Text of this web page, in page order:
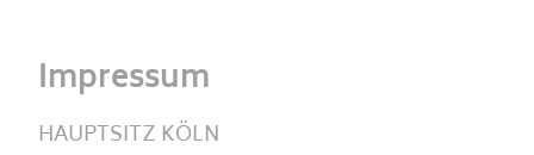
Impressum
HAUPTSITZ KÖLN